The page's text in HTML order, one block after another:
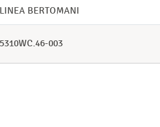
LINEA BERTOMANI
5310WC.46-003